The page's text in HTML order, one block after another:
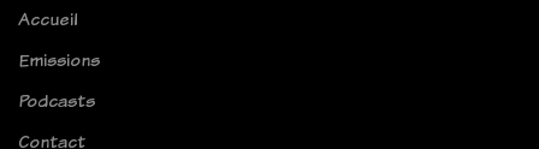
Accueil
Emissions
Podcasts
Contact